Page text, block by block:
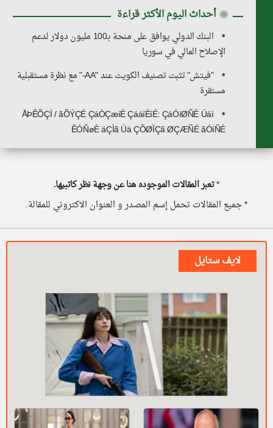
◉ أحداث اليوم الأكثر قراءة
البنك الدولي يوافق على منحة بـ100 مليون دولار لدعم
الإصلاح المالي في سوريا
"فيتش" تثبت تصنيف الكويت عند "AA-" مع نظرة مستقبلية
مستقرة
ÅÞÊÕÇÏ / ãÕÝÇÉ ÇáÒÇæíÉ ÇááíÈíÉ: ÇáÓíØÑÉ Úáì
ÊÓÑøÈ äÇÌã Úä ÇÕØÏÇã ØÇÆÑÉ ãÓíÑÉ
*تعبر المقالات الموجوده هنا عن وجهة نظر كاتبيها.
* جميع المقالات تحمل إسم المصدر و العنوان الاكتروني للمقالة.
لايف ستايل